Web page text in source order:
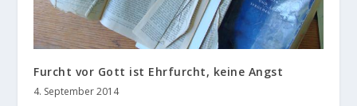
Furcht vor Gott ist Ehrfurcht, keine Angst
4. September 2014